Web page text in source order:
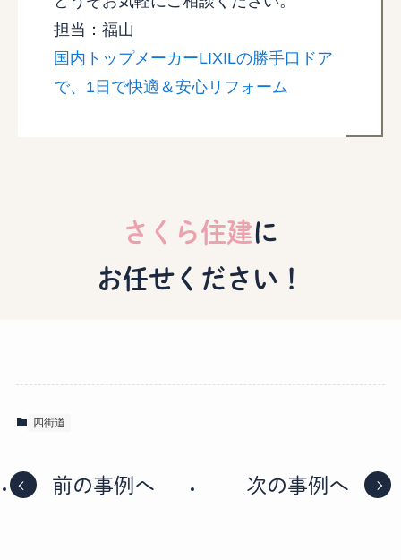
担当：福山
国内トップメーカーLIXILの勝手口ドア
で、1日で快適＆安心リフォーム
さくら住建に
お任せください！
四街道
前の事例へ 次の事例へ